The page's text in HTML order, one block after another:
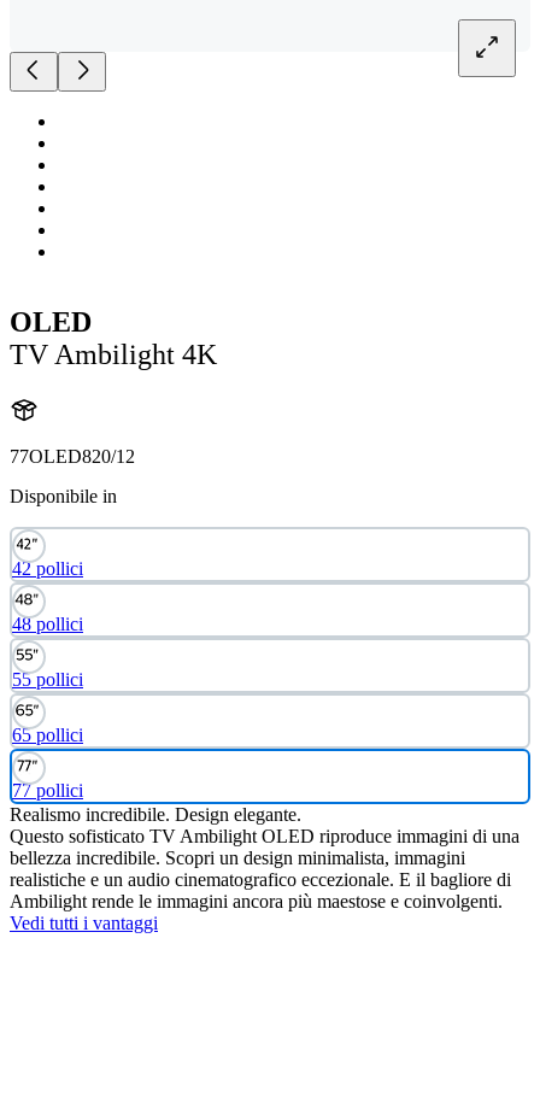
OLED
TV Ambilight 4K
77OLED820/12
Disponibile in
42 pollici
48 pollici
55 pollici
65 pollici
77 pollici
Realismo incredibile. Design elegante.
Questo sofisticato TV Ambilight OLED riproduce immagini di una
bellezza incredibile. Scopri un design minimalista, immagini
realistiche e un audio cinematografico eccezionale. E il bagliore di
Ambilight rende le immagini ancora più maestose e coinvolgenti.
Vedi tutti i vantaggi